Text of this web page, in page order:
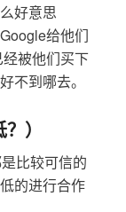
好意思
给他们
被他们买下
不到哪去。
）
比较可信的
的进行合作